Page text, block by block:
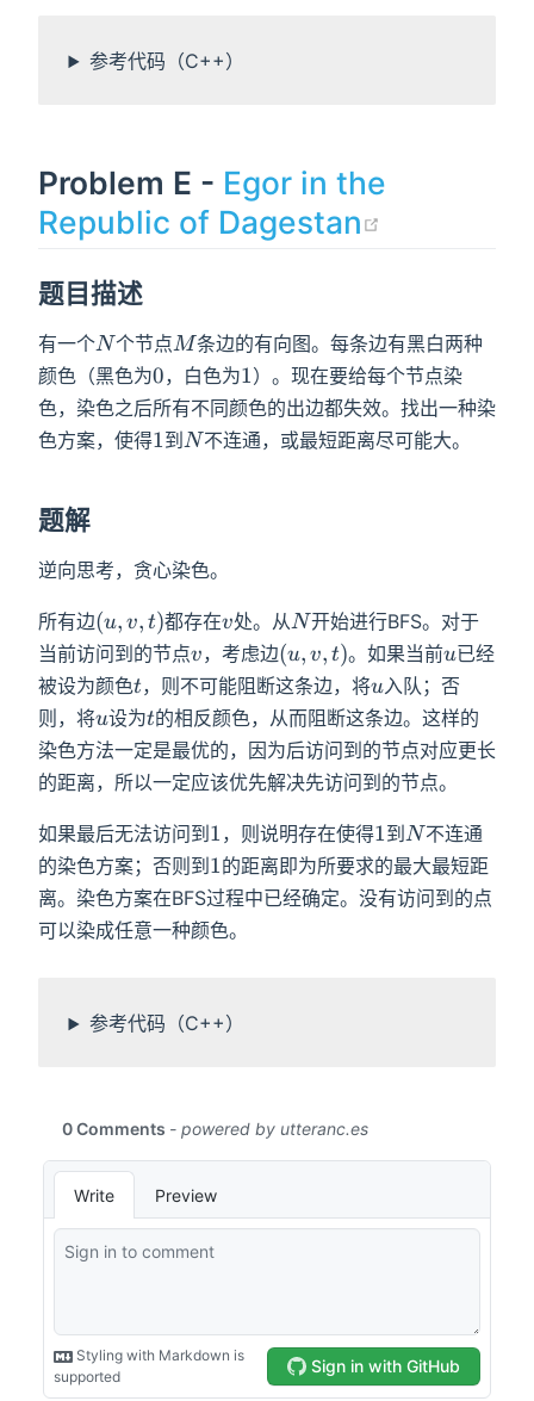
参考代码（C++）
Problem E - Egor in the
Republic of Dagestan
题目描述
有一个N
N个节点M
M条边的有向图。每条边有黑白两种
颜色（黑色为0
0，白色为1
1）。现在要给每个节点染
色，染色之后所有不同颜色的出边都失效。找出一种染
色方案，使得1
1到 N
N不连通，或最短距离尽可能大。
题解
逆向思考，贪心染色。
所有边(u,v,t)
(u, v, t)都存在v
v处。从 N
N开始进行BFS。对于
当前访问到的节点v
v，考虑边(u,v,t)
(u, v, t)。如果当前u
u已经
被设为颜色t
t，则不可能阻断这条边，将u
u入队；否
则，将u
u设为t
t的相反颜色，从而阻断这条边。这样的
染色方法一定是最优的，因为后访问到的节点对应更长
的距离，所以一定应该优先解决先访问到的节点。
如果最后无法访问到 1
1 ，则说明存在使得1
1到 N
N不连通
的染色方案；否则到 1
1的距离即为所要求的最大最短距
离。染色方案在BFS过程中已经确定。没有访问到的点
可以染成任意一种颜色。
参考代码（C++）